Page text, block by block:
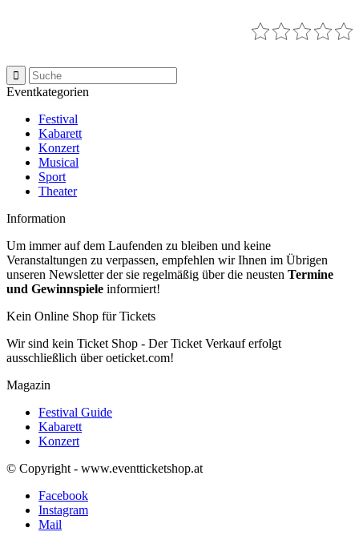
Eventkategorien
Festival
Kabarett
Konzert
Musical
Sport
Theater
Information
Um immer auf dem Laufenden zu bleiben und keine
Veranstaltungen zu verpassen, empfehlen wir Ihnen im Übrigen
unseren Newsletter der sie regelmäßig über die neusten Termine
und Gewinnspiele informiert!
Kein Online Shop für Tickets
Wir sind kein Ticket Shop - Der Ticket Verkauf erfolgt
ausschließlich über oeticket.com!
Magazin
Festival Guide
Kabarett
Konzert
© Copyright - www.eventticketshop.at
Facebook
Instagram
Mail